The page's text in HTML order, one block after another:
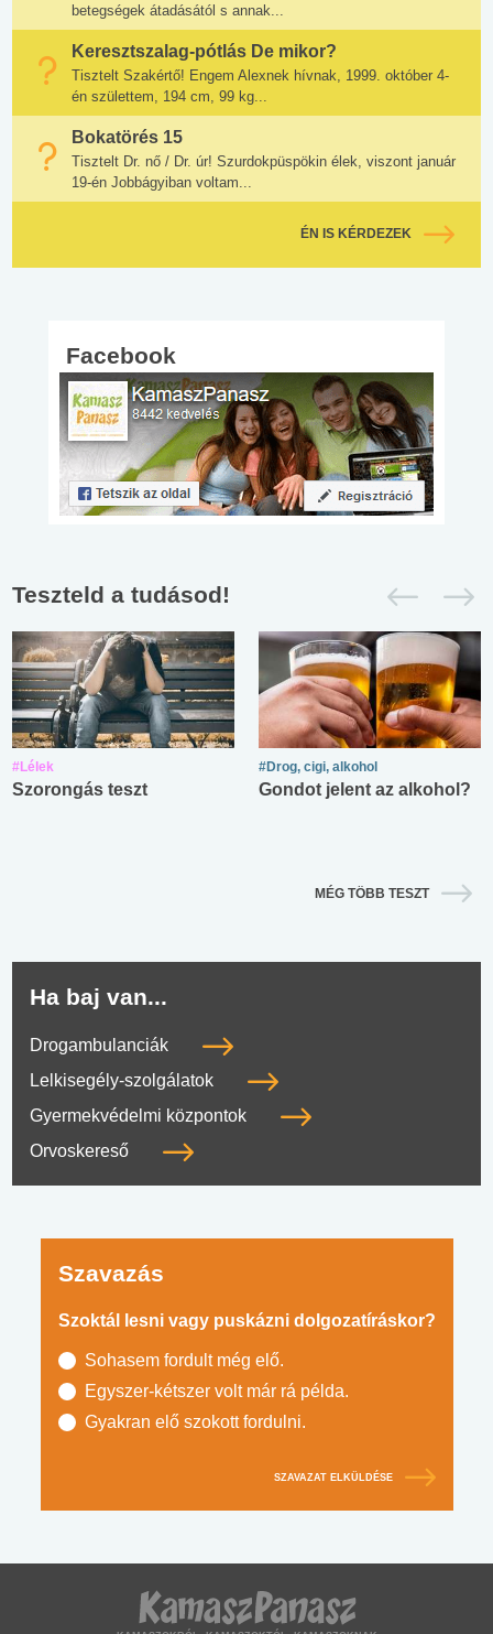
betegségek átadásától s annak...
Keresztszalag-pótlás De mikor?
Tisztelt Szakértő! Engem Alexnek hívnak, 1999. október 4-
én születtem, 194 cm, 99 kg...
Bokatörés 15
Tisztelt Dr. nő / Dr. úr! Szurdokpüspökin élek, viszont január
19-én Jobbágyiban voltam...
ÉN IS KÉRDEZEK
Facebook
Teszteld a tudásod!
#Lélek
Szorongás teszt
#Drog, cigi, alkohol
Gondot jelent az alkohol?
MÉG TÖBB TESZT
Ha baj van...
Drogambulanciák
Lelkisegély-szolgálatok
Gyermekvédelmi központok
Orvoskereső
Szavazás
Szoktál lesni vagy puskázni dolgozatíráskor?
Sohasem fordult még elő.
Egyszer-kétszer volt már rá példa.
Gyakran elő szokott fordulni.
SZAVAZAT ELKÜLDÉSE